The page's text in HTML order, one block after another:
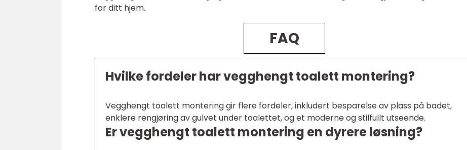
for ditt hjem.
FAQ
Hvilke fordeler har vegghengt toalett montering?
Vegghengt toalett montering gir flere fordeler, inkludert besparelse av plass på badet,
enklere rengjøring av gulvet under toalettet, og et moderne og stilfullt utseende.
Er vegghengt toalett montering en dyrere løsning?